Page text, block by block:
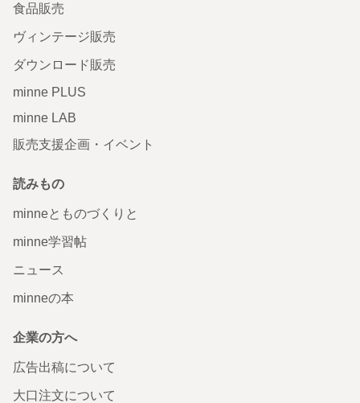
食品販売
ヴィンテージ販売
ダウンロード販売
minne PLUS
minne LAB
販売支援企画・イベント
読みもの
minneとものづくりと
minne学習帖
ニュース
minneの本
企業の方へ
広告出稿について
大口注文について